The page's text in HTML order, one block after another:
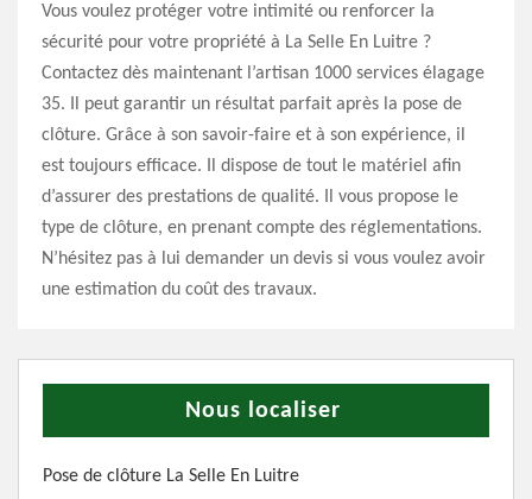
Vous voulez protéger votre intimité ou renforcer la
sécurité pour votre propriété à La Selle En Luitre ?
Contactez dès maintenant l’artisan 1000 services élagage
35. Il peut garantir un résultat parfait après la pose de
clôture. Grâce à son savoir-faire et à son expérience, il
est toujours efficace. Il dispose de tout le matériel afin
d’assurer des prestations de qualité. Il vous propose le
type de clôture, en prenant compte des réglementations.
N’hésitez pas à lui demander un devis si vous voulez avoir
une estimation du coût des travaux.
Nous localiser
Pose de clôture La Selle En Luitre